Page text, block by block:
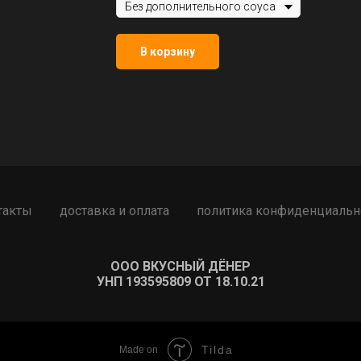
В корзину
доставка и оплата политика
ООО ВКУСНЫЙ ДЁНЕР
УНП 193595809 ОТ 18.10.21
Made on Tilda